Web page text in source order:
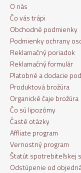
O nás
Čo vás trápi
Obchodné podmienky
Podmienky ochrany
Reklamačný poriadok
Reklamačný formulár
Platobné a dodacie
Produktová brožúra
Organické čaje brožúra
Čo sú lipozómy
Časté otázky
Affliate program
Vernostný program
Štatút spotrebiteľskej
Odstúpenie od